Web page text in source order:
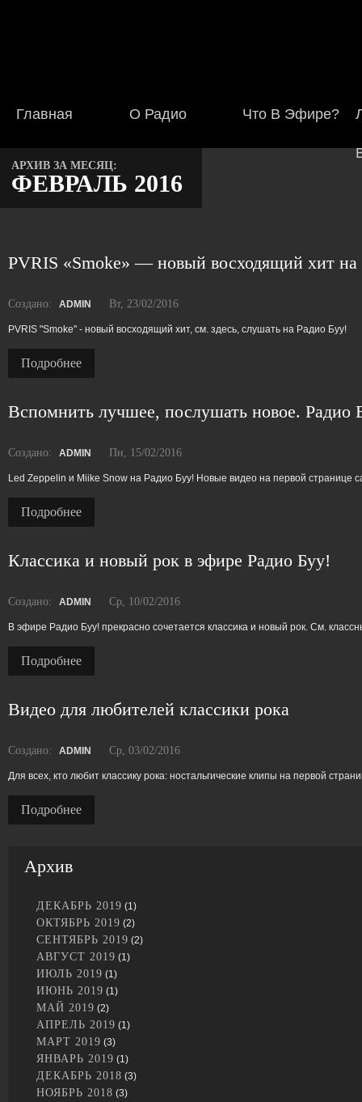
Главная О Радио Что В Эфире?
АРХИВ ЗА МЕСЯЦ:
ФЕВРАЛЬ 2016
PVRIS «Smoke» — новый восходящий хит на
Создано: ADMIN Вт, 23/02/2016
PVRIS "Smoke" - новый восходящий хит, см. здесь, слушать на Радио Буу!
Подробнее
Вспомнить лучшее, послушать новое. Радио
Создано: ADMIN Пн, 15/02/2016
Led Zeppelin и Miike Snow на Радио Буу! Новые видео на первой странице
Подробнее
Классика и новый рок в эфире Радио Буу!
Создано: ADMIN Ср, 10/02/2016
В эфире Радио Буу! прекрасно сочетается классика и новый рок. См.
Подробнее
Видео для любителей классики рока
Создано: ADMIN Ср, 03/02/2016
Для всех, кто любит классику рока: ностальгические клипы на первой
Подробнее
Архив
ДЕКАБРЬ 2019 (1)
ОКТЯБРЬ 2019 (2)
СЕНТЯБРЬ 2019 (2)
АВГУСТ 2019 (1)
ИЮЛЬ 2019 (1)
ИЮНЬ 2019 (1)
МАЙ 2019 (2)
АПРЕЛЬ 2019 (1)
МАРТ 2019 (3)
ЯНВАРЬ 2019 (1)
ДЕКАБРЬ 2018 (3)
НОЯБРЬ 2018 (3)